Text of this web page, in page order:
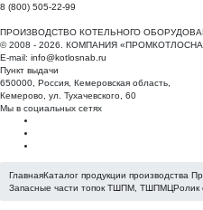
8 (800) 505-22-99
ПРОИЗВОДСТВО КОТЕЛЬНОГО
© 2008 - 2026. КОМПАНИЯ
E-mail: info@kotlosnab.ru
Пункт выдачи
650000 Россия Кемеровская область
Кемерово ул. Тухачевского, 60
Мы в социальных сетях
ГлавнаяКаталог продукции производства
Запасные части топок ТШПМ, ТШПМЦРолик